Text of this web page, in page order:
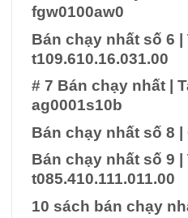
fgw0100aw0
Bán chạy nhất số 6 |
t109.610.16.031.00
# 7 Bán chạy nhất
ag0001s10b
Bán chạy nhất số 8 |
Bán chạy nhất số 9
t085.410.111.011.00
10 sách bán chạy